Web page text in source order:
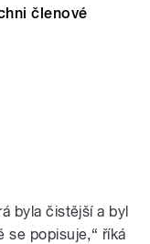
členové
byla čistější a byl
se popisuje,“ říká